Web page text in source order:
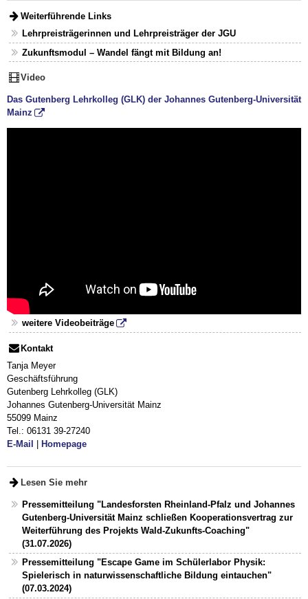
Weiterführende Links
Lehrpreisträgerinnen und Lehrpreisträger der JGU
Zukunftsmodul – Wandel fängt mit Bildung an!
Video
Das Gutenberg Lehrkolleg (GLK) der Johannes Gutenberg-Universität
Mainz
weitere Videobeiträge
Kontakt
Tanja Meyer
Geschäftsführung
Gutenberg Lehrkolleg (GLK)
Johannes Gutenberg-Universität Mainz
55099 Mainz
Tel.: 06131 39-27240
E-Mail
Homepage
Lesen Sie mehr
Pressemitteilung "Landesforsten Rheinland-Pfalz und Johannes
Gutenberg-Universität Mainz schließen Kooperationsvertrag zur
Weiterführung des Projekts Wald-Zukunfts-Coaching"
(31.07.2026)
Pressemitteilung "Escape Game im Schülerlabor Physik:
Spielerisch in naturwissenschaftliche Bildung eintauchen"
(07.03.2024)